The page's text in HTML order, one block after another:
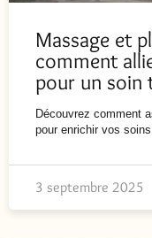
Massage et
comment
pour un soin
Découvrez comment
pour enrichir vos
3 septembre 2025